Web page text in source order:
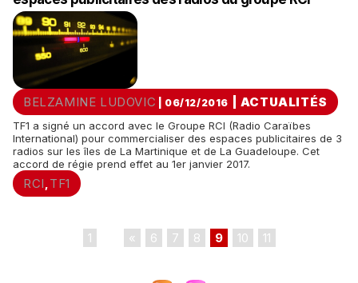
BELZAMINE LUDOVIC | 06/12/2016 ACTUALITÉS
TF1 a signé un accord avec le Groupe RCI (Radio Caraïbes
International) pour commercialiser des espaces publicitaires de 3
radios sur les îles de La Martinique et de La Guadeloupe. Cet
accord de régie prend effet au 1er janvier 2017.
RCI , TF1
1 « 6 7 8 9 10 11